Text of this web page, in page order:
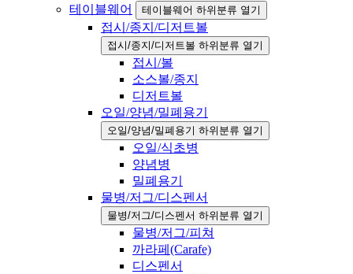
테이블웨어
테이블웨어 하위분류 열기
접시/종지/디저트볼
접시/종지/디저트볼 하위분류 열기
접시/볼
소스볼/종지
디저트볼
오일/양념/밀폐용기
오일/양념/밀폐용기 하위분류 열기
오일/식초병
양념병
밀폐용기
물병/저그/디스펜서
물병/저그/디스펜서 하위분류 열기
물병/저그/피쳐
까라페(Carafe)
디스펜서